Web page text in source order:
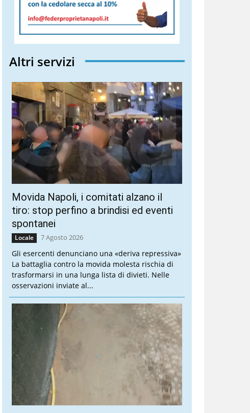
Altri servizi
Movida Napoli, i comitati alzano il
tiro: stop perfino a brindisi ed eventi
spontanei
Locale 7 Agosto 2026
Gli esercenti denunciano una «deriva repressiva»
La battaglia contro la movida molesta rischia di
trasformarsi in una lunga lista di divieti. Nelle
osservazioni inviate al...